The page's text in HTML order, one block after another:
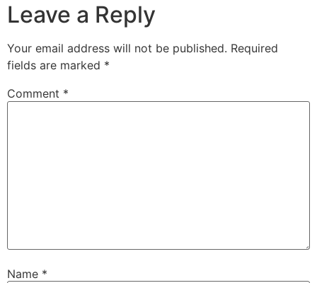
Leave a Reply
Your email address will not be published. Required
fields are marked *
Comment *
Name *